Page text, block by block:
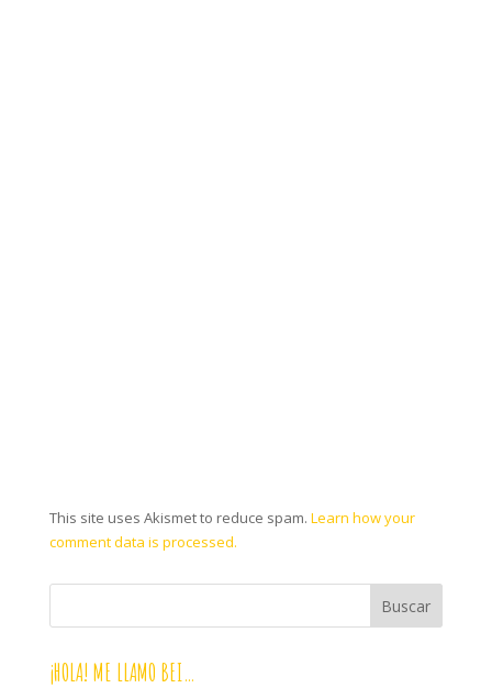
This site uses Akismet to reduce spam. Learn how your
comment data is processed.
¡HOLA! ME LLAMO BEI…